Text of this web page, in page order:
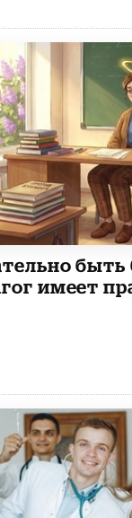
быть
имеет